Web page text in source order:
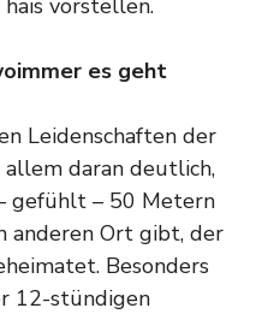
es geht
Leidenschaften der
daran deutlich,
gefühlt – 50 Metern
anderen Ort gibt, der
Besonders
12-stündigen